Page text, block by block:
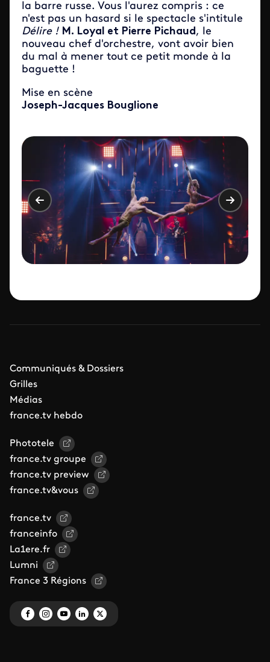
la barre russe. Vous l'aurez compris : ce
n'est pas un hasard si le spectacle s'intitule
Délire ! M. Loyal et Pierre Pichaud, le
nouveau chef d'orchestre, vont avoir bien
du mal à mener tout ce petit monde à la
baguette !
Mise en scène
Joseph-Jacques Bouglione
Communiqués & Dossiers
Grilles
Médias
france.tv hebdo
Phototele
france.tv groupe
france.tv preview
france.tv&vous
france.tv
franceinfo
La1ere.fr
Lumni
France 3 Régions